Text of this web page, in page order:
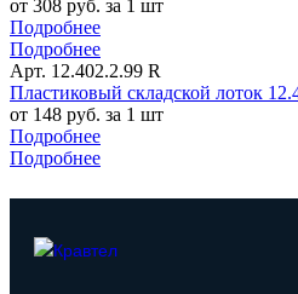
от 308 руб. за 1 шт
Подробнее
Подробнее
Арт. 12.402.2.99 R
Пластиковый складской лоток
от 148 руб. за 1 шт
Подробнее
Подробнее